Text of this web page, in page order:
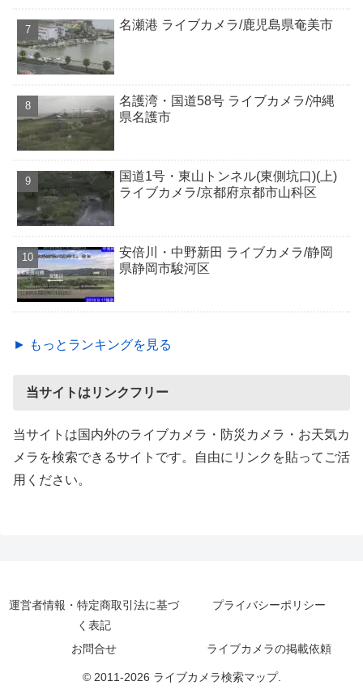
名瀬港 ライブカメラ/鹿児島県奄美市
名護湾・国道58号 ライブカメラ/沖縄
県名護市
国道1号・東山トンネル(東側坑口)(上)
ライブカメラ/京都府京都市山科区
安倍川・中野新田 ライブカメラ/静岡
県静岡市駿河区
► もっとランキングを見る
当サイトはリンクフリー
当サイトは国内外のライブカメラ・防災カメラ・お天気カ
メラを検索できるサイトです。自由にリンクを貼ってご活
用ください。
運営者情報・特定商取引法に基づ
く表記
プライバシーポリシー
お問合せ ライブカメラの掲載依頼
© 2011-2026 ライブカメラ検索マップ.